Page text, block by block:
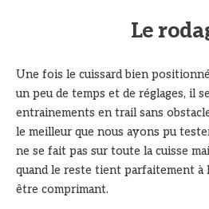
Le
Une fois le cuissard bien
un peu de temps et de réglages, il
entrainements en trail sans
le meilleur que nous ayons pu
ne se fait pas sur toute la cuisse
quand le reste tient parfaitement à
être comprimant.